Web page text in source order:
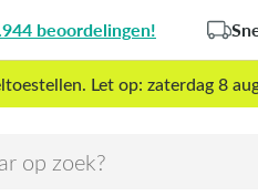
beoordelingen!
Let op: zaterdag 8